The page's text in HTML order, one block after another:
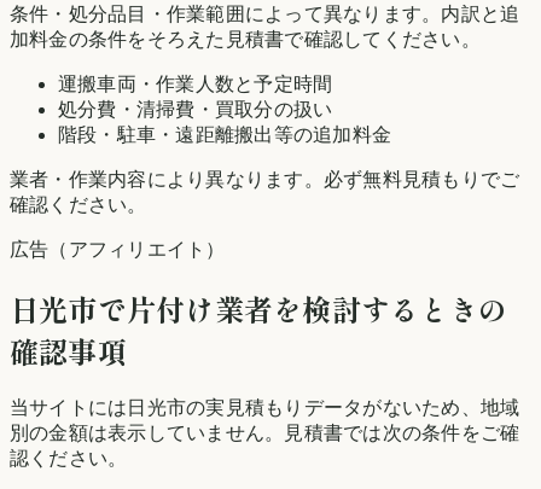
条件・処分品目・作業範囲によって異なります。内訳と追
加料金の条件をそろえた見積書で確認してください。
運搬車両・作業人数と予定時間
処分費・清掃費・買取分の扱い
階段・駐車・遠距離搬出等の追加料金
業者・作業内容により異なります。必ず無料見積もりでご
確認ください。
広告（アフィリエイト）
日光市で片付け業者を検討するときの
確認事項
当サイトには 日光市の実見積もりデータがないため、地域
別の金額は表示していません。見積書では次の条件をご確
認ください。